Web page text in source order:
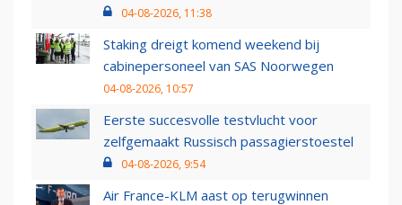
04-08-2026, 11:38
Staking dreigt komend weekend bij
cabinepersoneel van SAS Noorwegen
04-08-2026, 10:57
Eerste succesvolle testvlucht voor
zelfgemaakt Russisch passagierstoestel
04-08-2026, 9:54
Air France-KLM aast op terugwinnen